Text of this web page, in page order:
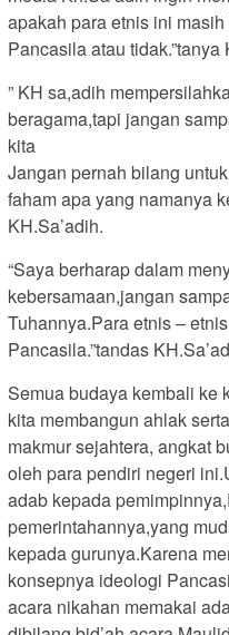
apakah para etnis ini
Pancasila atau tidak.”tanya
” KH sa,adih
beragama,tapi jangan
kita
Jangan pernah bilang
faham apa yang namanya
KH.Sa’adih.
“Saya berharap dalam
kebersamaan,jangan
Tuhannya.Para etnis –
Pancasila.”tandas
Semua budaya kembali ke
kita membangun ahlak
makmur sejahtera, angkat
oleh para pendiri negeri
adab kepada
pemerintahannya,yang
kepada gurunya.Karena
konsepnya ideologi
acara nikahan memakai